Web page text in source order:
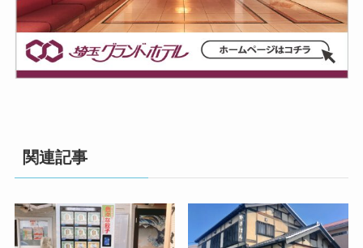
関連記事